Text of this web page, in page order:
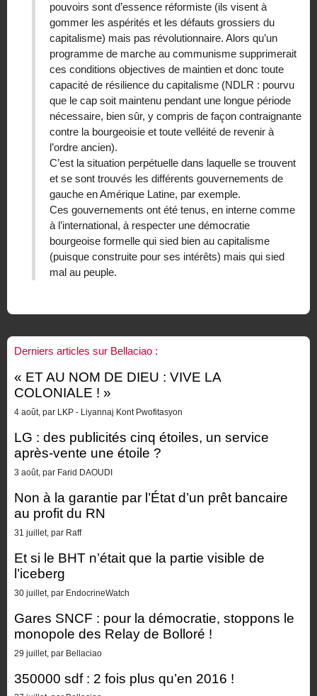
pouvoirs sont d’essence réformiste (ils visent à
gommer les aspérités et les défauts grossiers du
capitalisme) mais pas révolutionnaire. Alors qu’un
programme de marche au communisme supprimerait
ces conditions objectives de maintien et donc toute
capacité de résilience du capitalisme (NDLR : pourvu
que le cap soit maintenu pendant une longue période
nécessaire, bien sûr, y compris de façon contraignante
contre la bourgeoisie et toute velléité de revenir à
l’ordre ancien).
C’est la situation perpétuelle dans laquelle se trouvent
et se sont trouvés les différents gouvernements de
gauche en Amérique Latine, par exemple.
Ces gouvernements ont été tenus, en interne comme
à l’international, à respecter une démocratie
bourgeoise formelle qui sied bien au capitalisme
(puisque construite pour ses intérêts) mais qui sied
mal au peuple.
Derniers articles sur Bellaciao :
« ET AU NOM DE DIEU : VIVE LA
COLONIALE ! »
4 août, par LKP - Liyannaj Kont Pwofitasyon
LG : des publicités cinq étoiles, un service
après-vente une étoile ?
3 août, par Farid DAOUDI
Non à la garantie par l’État d’un prêt bancaire
au profit du RN
31 juillet, par Raff
Et si le BHT n’était que la partie visible de
l’iceberg
30 juillet, par EndocrineWatch
Gares SNCF : pour la démocratie, stoppons le
monopole des Relay de Bolloré !
29 juillet, par Bellaciao
350000 sdf : 2 fois plus qu’en 2016 !